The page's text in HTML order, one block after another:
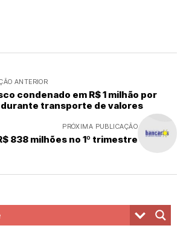
ANTERIOR
condenado em R$ 1 milhão por
transporte de valores
PRÓXIMA PUBLICAÇÃO
838 milhões no 1º trimestre